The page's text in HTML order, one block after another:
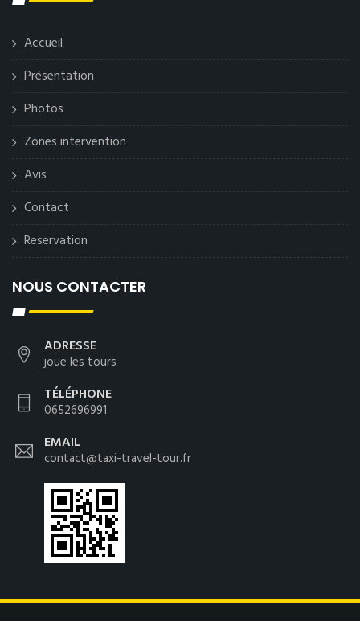
Accueil
Présentation
Photos
Zones intervention
Avis
Contact
Reservation
NOUS CONTACTER
ADRESSE
joue les tours
TÉLÉPHONE
0652696991
EMAIL
contact@taxi-travel-tour.fr